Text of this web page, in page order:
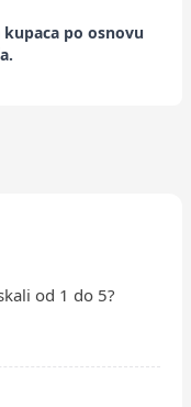
po osnovu
od 1 do 5?